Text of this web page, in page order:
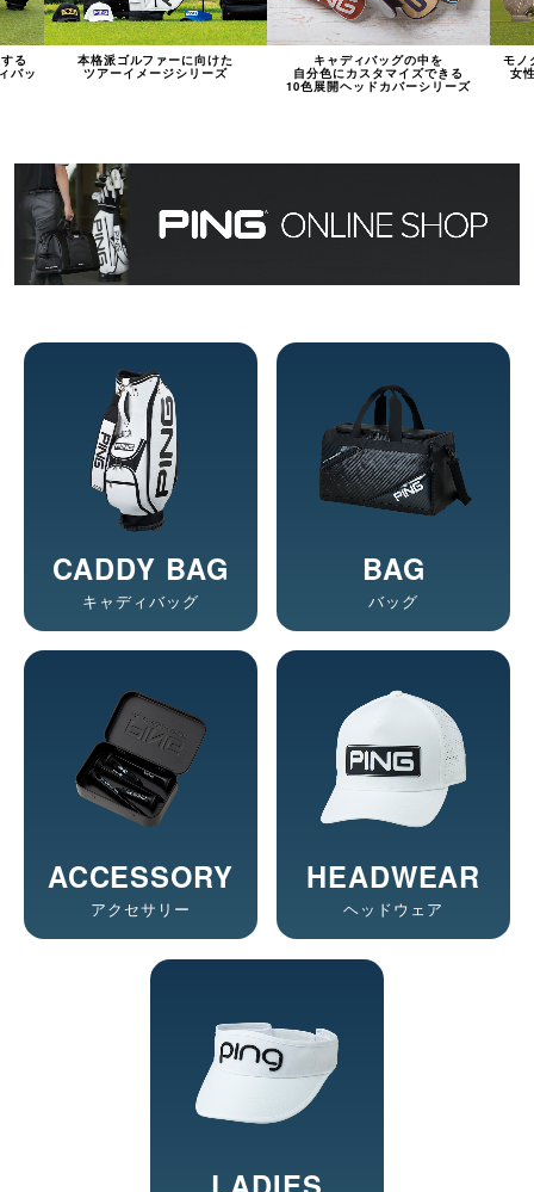
る
バッ
本格派ゴルファーに向けた
ツアーイメージシリーズ
キャディバッグの中を
自分色にカスタマイズできる
10色展開ヘッドカバーシリーズ
モノ
女
CADDY BAG
キャディバッグ
BAG
バッグ
ACCESSORY
アクセサリー
HEADWEAR
ヘッドウェア